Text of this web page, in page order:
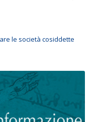
le società cosiddette